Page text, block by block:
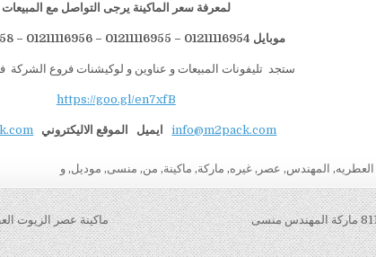
لمعرفة سعر الماكينة يرجى التواصل مع المبيعات
موبايل 01211116954 – 01211116955 – 01211116956 – 01211116958
ستجد تليفونات المبيعات و عناوين و لوكيشنات فروع الشركة
https://goo.gl/en7xfB
info@m2pack.com ايميل الموقع الاليكتروني
العطريه, المهندس, عصر ,غيره, ماركة, ماكينة, من, منسى, موديل,و
ماكينة عصر الزيوت العطريه،